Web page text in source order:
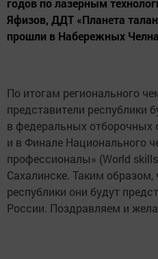
годов по лазерным
Яфизов, ДДТ «Планета
прошли в Набережных
По итогам регионального
представители республики
в федеральных отборочных
и в Финале Национального
профессионалы» (World
Сахалинске. Таким образом,
республики они будут
России. Поздравляем и